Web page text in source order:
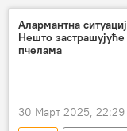
Алармантна
Нешто
пчелама
30 Март 2025, 22:29